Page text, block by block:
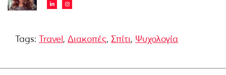
Tags: Travel, Διακοπές, Σπίτι, Ψυχολογία